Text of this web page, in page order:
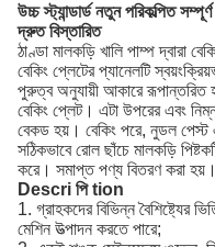
উচ্চ স্ট্যান্ডার্ড নতুন পরিকল্পিত
দ্রুত বিস্তারিত
ঠাণ্ডা মালকড়ি খালি পাম্প দ্বারা
বেকিং প্লেটের প্যানেলটি
পুরুত্ব অনুযায়ী আকারে রূপান্তরিত
বেকিং প্লেট। এটা উপরের এবং
বেকড হয়। বেকিং পরে, নুডল
সঠিকভাবে রোল ছাঁচে মালকড়ি
করে। সমাপ্ত পণ্য বিতরণ করা হয়।
Descri পি tion
1. গ্রাহকদের বিভিন্ন বৈশিষ্ট্যের
মেশিন উত্পাদন করতে পারে;